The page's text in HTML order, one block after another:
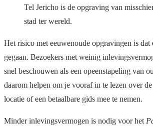
Tel Jericho is de opgraving van
stad ter wereld.
Het risico met eeuwenoude opgravingen is
gegaan. Bezoekers met weinig
snel beschouwen als een opeenstapeling van
daarom helpen om je vooraf in te lezen over
locatie of een betaalbare gids mee te nemen.
Minder inlevingsvermogen is nodig voor het